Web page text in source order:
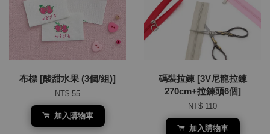
布標 [酸甜水果 (3個/組)]
NT$ 55
加入購物車
碼裝拉鍊 [3V尼龍拉鍊
270cm+拉鍊頭6個]
NT$ 110
加入購物車